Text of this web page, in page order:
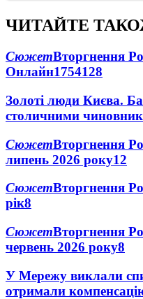
ЧИТАЙТЕ
СюжетВторгнення
Онлайн1754128
Золоті люди Києва.
столичними
СюжетВторгнення
липень 2026 року12
СюжетВторгнення
рік8
СюжетВторгнення
червень 2026 року8
У Мережу виклали
отримали